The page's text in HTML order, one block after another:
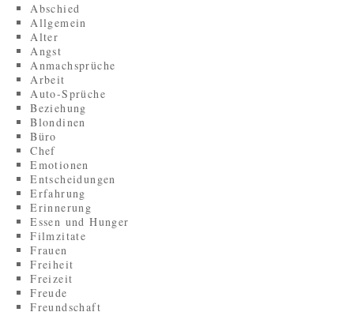
Abschied
Allgemein
Alter
Angst
Anmachsprüche
Arbeit
Auto-Sprüche
Beziehung
Blondinen
Büro
Chef
Emotionen
Entscheidungen
Erfahrung
Erinnerung
Essen und Hunger
Filmzitate
Frauen
Freiheit
Freizeit
Freude
Freundschaft